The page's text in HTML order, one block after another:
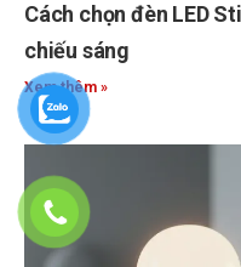
Cách chọn đèn LED
chiếu sáng
Xem thêm »